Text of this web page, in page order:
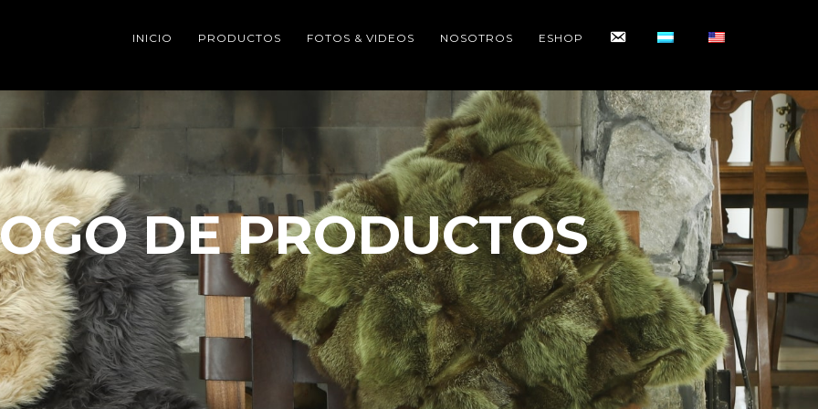
INICIO PRODUCTOS FOTOS & VIDEOS NOSOTROS ESHOP CONTACTO
DE PRODUCTOS